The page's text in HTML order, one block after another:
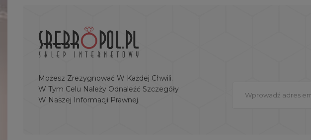
Możesz Zrezygnować W Każdej Chwili.
W Tym Celu Należy Odnaleźć Szczegóły
W Naszej Informacji Prawnej.